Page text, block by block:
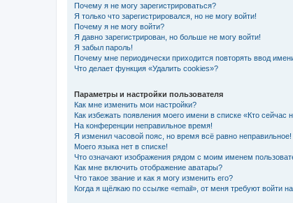
Почему я не могу зарегистрироваться?
Я только что зарегистрировался, но не могу войти!
Почему я не могу войти?
Я давно зарегистрирован, но больше не могу войти!
Я забыл пароль!
Почему мне периодически приходится повторять ввод
Что делает функция «Удалить cookies»?
Параметры и настройки пользователя
Как мне изменить мои настройки?
Как избежать появления моего имени в списке «Кто сейчас
На конференции неправильное время!
Я изменил часовой пояс, но время всё равно неправильное!
Моего языка нет в списке!
Что означают изображения рядом с моим именем
Как мне включить отображение аватары?
Что такое звание и как я могу изменить его?
Когда я щёлкаю по ссылке «email», от меня требуют войти